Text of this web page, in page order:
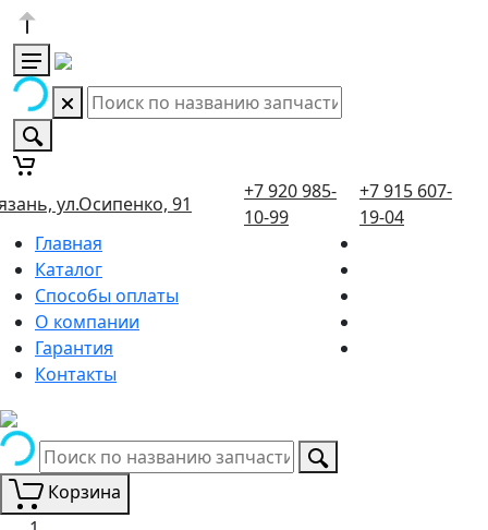
ул.Осипенко, 91
+7 920 985-
10-99
+7 915 607-
19-04
Главная
Каталог
Способы оплаты
О компании
Гарантия
Контакты
Корзина